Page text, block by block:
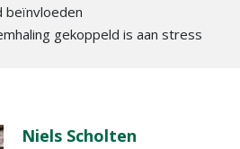
beïnvloeden
gekoppeld is aan stress
Niels Scholten